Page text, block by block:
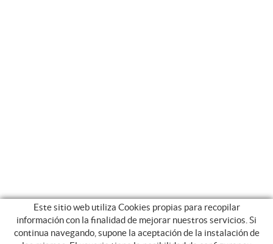
Este sitio web utiliza Cookies propias para recopilar
información con la finalidad de mejorar nuestros servicios. Si
continua navegando, supone la aceptación de la instalación de